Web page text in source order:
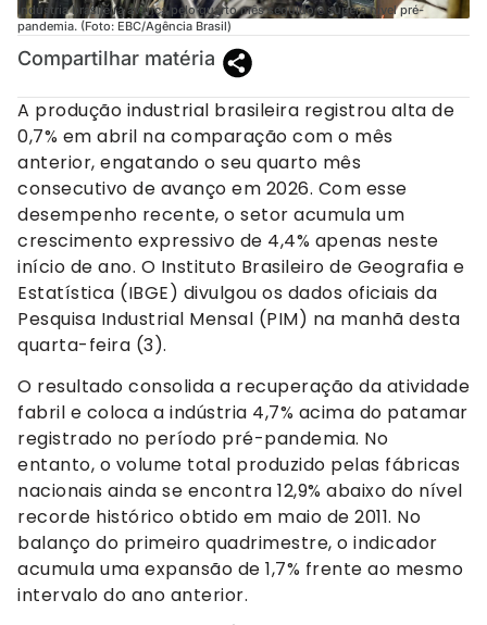
Indústria brasileira avança pelo quarto mês seguido e supera nível pré-
pandemia. (Foto: EBC/Agência Brasil)
Compartilhar matéria
A produção industrial brasileira registrou alta de
0,7% em abril na comparação com o mês
anterior, engatando o seu quarto mês
consecutivo de avanço em 2026. Com esse
desempenho recente, o setor acumula um
crescimento expressivo de 4,4% apenas neste
início de ano. O Instituto Brasileiro de Geografia e
Estatística (IBGE) divulgou os dados oficiais da
Pesquisa Industrial Mensal (PIM) na manhã desta
quarta-feira (3).
O resultado consolida a recuperação da atividade
fabril e coloca a indústria 4,7% acima do patamar
registrado no período pré-pandemia. No
entanto, o volume total produzido pelas fábricas
nacionais ainda se encontra 12,9% abaixo do nível
recorde histórico obtido em maio de 2011. No
balanço do primeiro quadrimestre, o indicador
acumula uma expansão de 1,7% frente ao mesmo
intervalo do ano anterior.